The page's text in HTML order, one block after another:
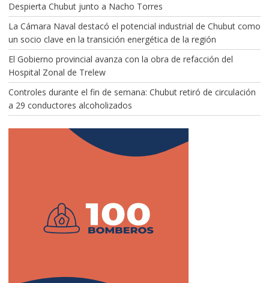
Despierta Chubut junto a Nacho Torres
La Cámara Naval destacó el potencial industrial de Chubut como
un socio clave en la transición energética de la región
El Gobierno provincial avanza con la obra de refacción del
Hospital Zonal de Trelew
Controles durante el fin de semana: Chubut retiró de circulación
a 29 conductores alcoholizados